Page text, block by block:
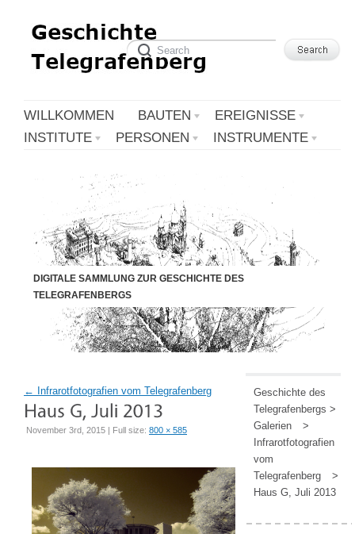
WILLKOMMEN BAUTEN
EREIGNISSE
INSTITUTE
PERSONEN INSTRUMENTE
DIGITALE SAMMLUNG ZUR GESCHICHTE DES
TELEGRAFENBERGS
← Infrarotfotografien vom Telegrafenberg
November 3rd, 2015 | Full size: 800 × 585
Geschichte des
Telegrafenbergs >
Galerien
>
Infrarotfotografien
vom
Telegrafenberg
>
Haus G, Juli 2013